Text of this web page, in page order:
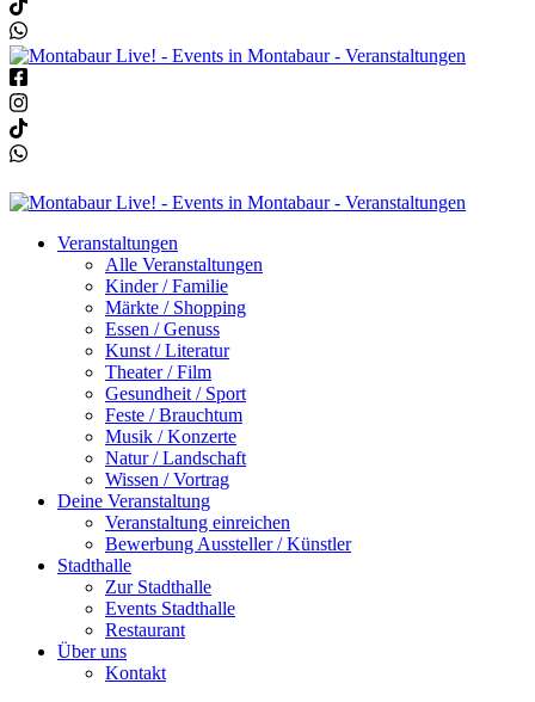
Veranstaltungen
Alle Veranstaltungen
Kinder / Familie
Märkte / Shopping
Essen / Genuss
Kunst / Literatur
Theater / Film
Gesundheit / Sport
Feste / Brauchtum
Musik / Konzerte
Natur / Landschaft
Wissen / Vortrag
Deine Veranstaltung
Veranstaltung einreichen
Bewerbung Aussteller / Künstler
Stadthalle
Zur Stadthalle
Events Stadthalle
Restaurant
Über uns
Kontakt